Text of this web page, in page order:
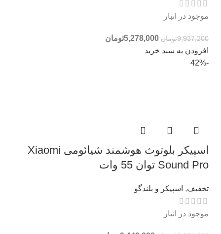
موجود در انبار
9,937,200تومان 5,278,000تومان
افزودن به سبد خرید
-42%
اسپیکر بلوتوث هوشمند شیائومی Xiaomi
Sound Pro توان 55 وات
تخفیف, اسپیکر و بلندگو
موجود در انبار